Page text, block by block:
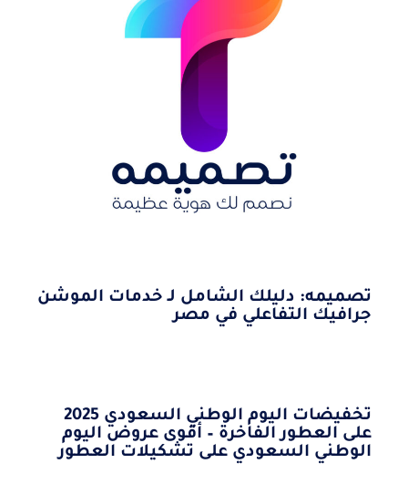
تصميمه: دليلك الشامل لـ خدمات الموشن
جرافيك التفاعلي في مصر
تخفيضات اليوم الوطني السعودي 2025
على العطور الفاخرة – أقوى عروض اليوم
الوطني السعودي على تشكيلات العطور